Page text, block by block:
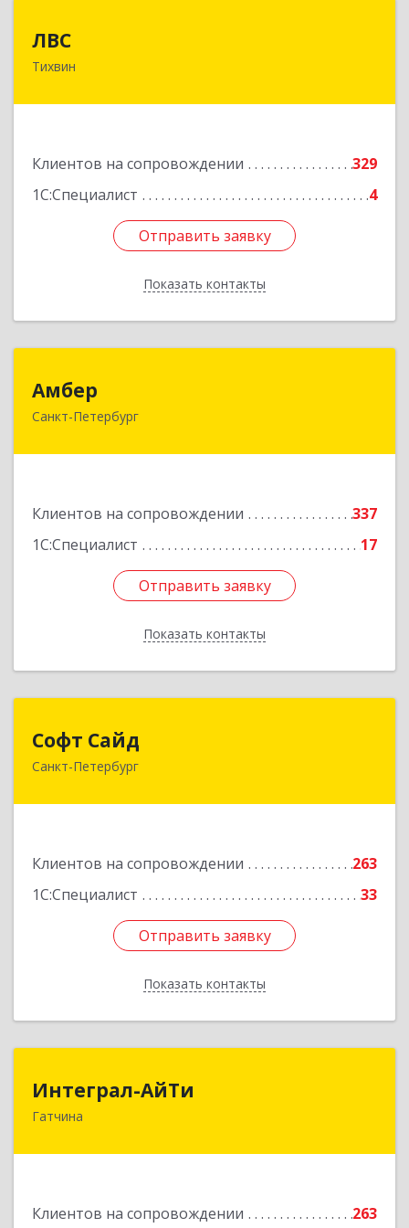
ЛВС
Тихвин
Клиентов на сопровождении
329
1С:Специалист
4
Отправить заявку
Показать контакты
187553, Ленинградская обл, Тихвинский р-н,
Подробнее
Отправить заявку
Назад
Амбер
Санкт-Петербург
Клиентов на сопровождении
337
1С:Специалист
17
Отправить заявку
Показать контакты
191119, Санкт-Петербург г, Правды ул, дом №
Отправить заявку
Назад
Софт Сайд
Санкт-Петербург
Клиентов на сопровождении
263
1С:Специалист
33
Отправить заявку
Показать контакты
190020, Санкт-Петербург г, Рижский пр, дом №
Отправить заявку
Назад
Интеграл-АйТи
Гатчина
Клиентов на сопровождении
263
188300, Ленинградская обл, Гатчинский р-н,
Подробнее